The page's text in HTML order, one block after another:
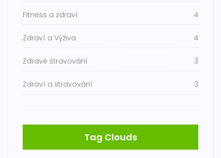
Fitness a zdraví 4
Zdraví a Výživa 4
Zdravé stravování 3
Zdraví a stravování 3
Tag Clouds